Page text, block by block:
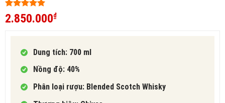
5trên 5
dựa trên
426
2.850.000₫
Dung tích: 700 ml
Nồng độ: 40%
Phân loại rượu: Blended Scotch Whisky